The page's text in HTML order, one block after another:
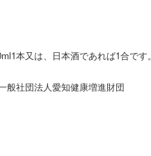
本又は、日本酒であれば1合です。
般社団法人愛知健康増進財団